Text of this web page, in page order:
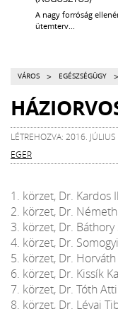
A nagy forróság
ütemterv...
VÁROS > EGÉSZSÉGÜGY >
LÉTREHOZVA: 2016.
EGER
1. körzet, Dr. Kardos
2. körzet, Dr.
3. körzet, Dr. Báthory
4. körzet, Dr.
5. körzet, Dr.
6. körzet, Dr. Kissík
7. körzet, Dr. Tóth
8. körzet, Dr. Lévai